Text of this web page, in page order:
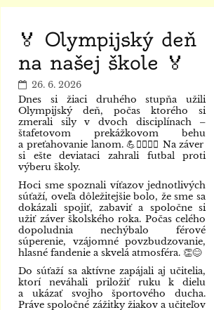
🏅 Olympijský deň
na našej škole 🏅
26. 6. 2026
Dnes si žiaci druhého stupňa užili
Olympijský deň, počas ktorého si
zmerali sily v dvoch disciplínach –
štafetovom prekážkovom behu
a preťahovanie lanom. 💪🏃‍♀️🏃‍♂️ Na záver
si ešte deviataci zahrali futbal proti
výberu školy.
Hoci sme spoznali víťazov jednotlivých
súťaží, oveľa dôležitejšie bolo, že sme sa
dokázali spojiť, zabaviť a spoločne si
užiť záver školského roka. Počas celého
dopoludnia nechýbalo férové
súperenie, vzájomné povzbudzovanie,
hlasné fandenie a skvelá atmosféra. 👏😊
Do súťaží sa aktívne zapájali aj učitelia,
ktorí neváhali priložiť ruku k dielu
a ukázať svojho športového ducha.
Práve spoločné zážitky žiakov a učiteľov